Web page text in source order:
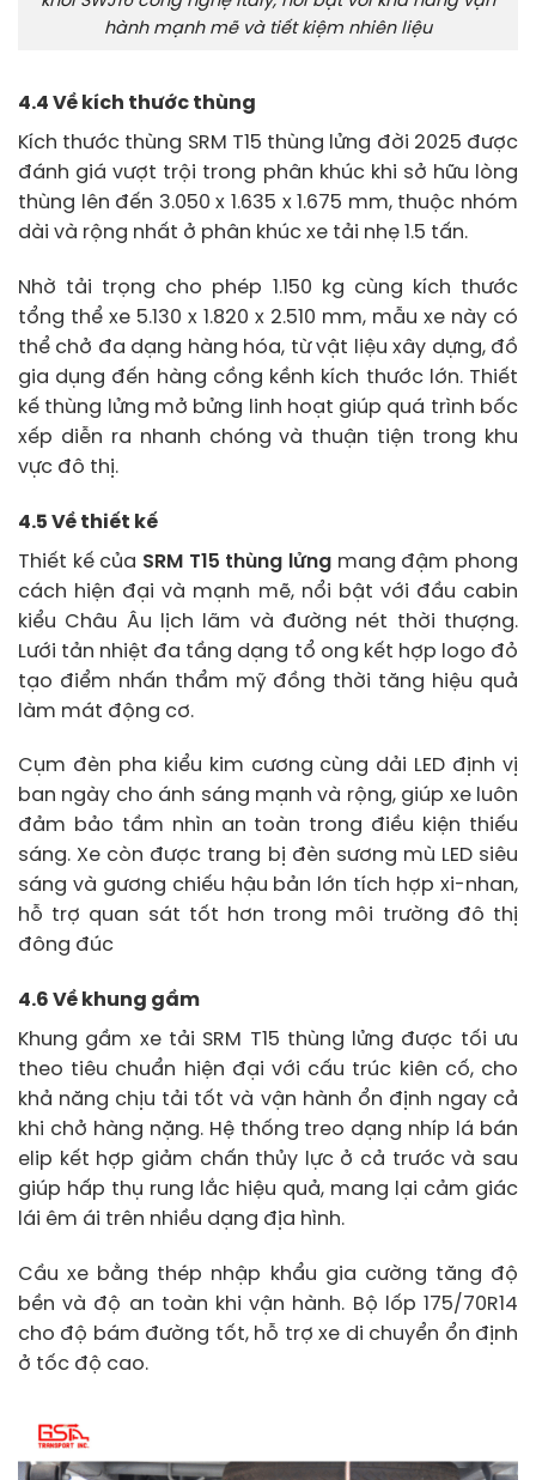
hành mạnh mẽ và tiết kiệm nhiên liệu
4.4 Về kích thước thùng
Kích thước thùng SRM T15 thùng lửng đời 2025 được
đánh giá vượt trội trong phân khúc khi sở hữu lòng
thùng lên đến 3.050 x 1.635 x 1.675 mm, thuộc nhóm
dài và rộng nhất ở phân khúc xe tải nhẹ 1.5 tấn.
Nhờ tải trọng cho phép 1.150 kg cùng kích thước
tổng thể xe 5.130 x 1.820 x 2.510 mm, mẫu xe này có
thể chở đa dạng hàng hóa, từ vật liệu xây dựng, đồ
gia dụng đến hàng cồng kềnh kích thước lớn. Thiết
kế thùng lửng mở bửng linh hoạt giúp quá trình bốc
xếp diễn ra nhanh chóng và thuận tiện trong khu
vực đô thị.
4.5 Về thiết kế
Thiết kế của SRM T15 thùng lửng mang đậm phong
cách hiện đại và mạnh mẽ, nổi bật với đầu cabin
kiểu Châu Âu lịch lãm và đường nét thời thượng.
Lưới tản nhiệt đa tầng dạng tổ ong kết hợp logo đỏ
tạo điểm nhấn thẩm mỹ đồng thời tăng hiệu quả
làm mát động cơ.
Cụm đèn pha kiểu kim cương cùng dải LED định vị
ban ngày cho ánh sáng mạnh và rộng, giúp xe luôn
đảm bảo tầm nhìn an toàn trong điều kiện thiếu
sáng. Xe còn được trang bị đèn sương mù LED siêu
sáng và gương chiếu hậu bản lớn tích hợp xi-nhan,
hỗ trợ quan sát tốt hơn trong môi trường đô thị
đông đúc
4.6 Về khung gầm
Khung gầm xe tải SRM T15 thùng lửng được tối ưu
theo tiêu chuẩn hiện đại với cấu trúc kiên cố, cho
khả năng chịu tải tốt và vận hành ổn định ngay cả
khi chở hàng nặng. Hệ thống treo dạng nhíp lá bán
elip kết hợp giảm chấn thủy lực ở cả trước và sau
giúp hấp thụ rung lắc hiệu quả, mang lại cảm giác
lái êm ái trên nhiều dạng địa hình.
Cầu xe bằng thép nhập khẩu gia cường tăng độ
bền và độ an toàn khi vận hành. Bộ lốp 175/70R14
cho độ bám đường tốt, hỗ trợ xe di chuyển ổn định
ở tốc độ cao.